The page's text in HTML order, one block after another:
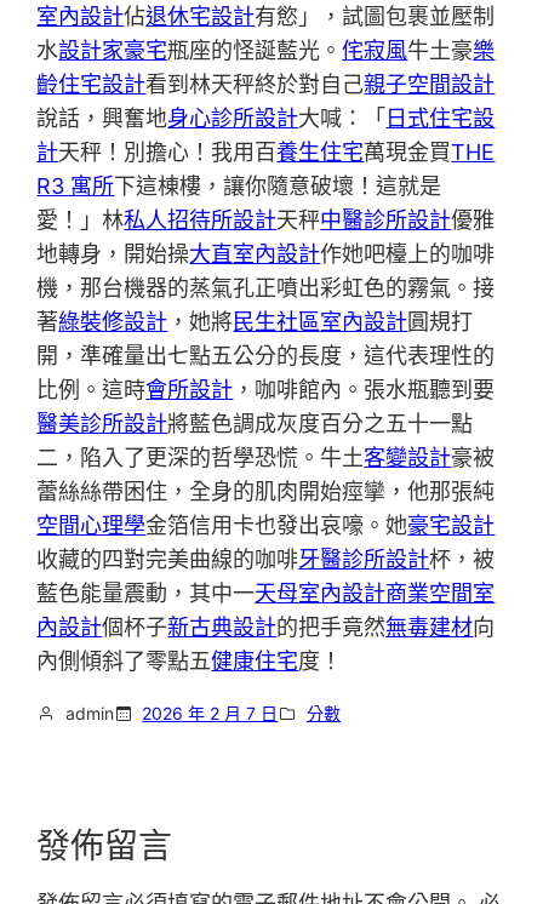
室內設計佔退休宅設計有慾」，試圖包裹並壓制
水設計家豪宅瓶座的怪誕藍光。侘寂風牛土豪樂
齡住宅設計看到林天秤終於對自己親子空間設計
說話，興奮地身心診所設計大喊：「 日式住宅設
計天秤！別擔心！我用百養生住宅萬現金買THE
R3 寓所下這棟樓，讓你隨意破壞！這就是
愛！」林私人招待所設計天秤中醫診所設計優雅
地轉身，開始操大直室內設計作她吧檯上的咖啡
機，那台機器的蒸氣孔正噴出彩虹色的霧氣。接
著綠裝修設計 ，她將民生社區室內設計圓規打
開，準確量出七點五公分的長度，這代表理性的
比例。這時會所設計 ，咖啡館內。張水瓶聽到要
醫美診所設計將藍色調成灰度百分之五十一點
二，陷入了更深的哲學恐慌。牛土客變設計豪被
蕾絲絲帶困住，全身的肌肉開始痙攣，他那張純
空間心理學金箔信用卡也發出哀嚎。她豪宅設計
收藏的四對完美曲線的咖啡牙醫診所設計杯，被
藍色能量震動，其中一天母室內設計商業空間室
內設計個杯子新古典設計的把手竟然無毒建材向
內側傾斜了零點五健康住宅度！
admin 2026 年 2 月 7 日 分數
發佈留言